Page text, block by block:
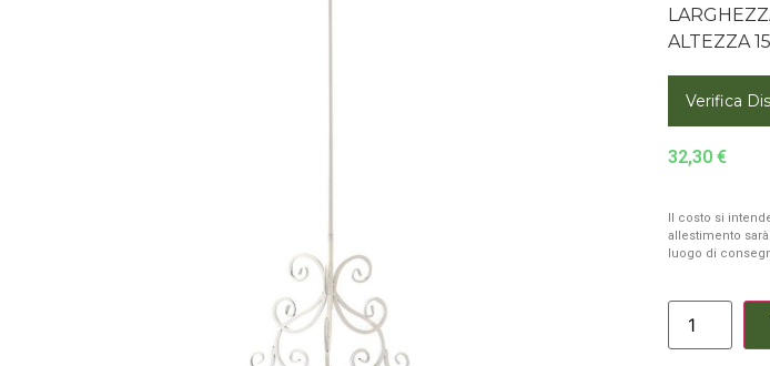
ALTEZZA
Verifica
32,30 €
Il costo si
allestimento
luogo di